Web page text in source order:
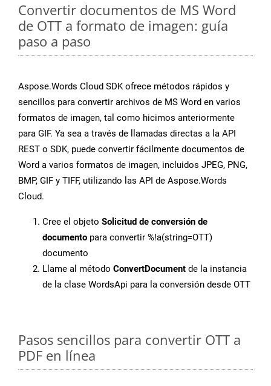
Convertir documentos de MS Word
de OTT a formato de imagen: guía
paso a paso
Aspose.Words Cloud SDK ofrece métodos rápidos y
sencillos para convertir archivos de MS Word en varios
formatos de imagen, tal como hicimos anteriormente
para GIF. Ya sea a través de llamadas directas a la API
REST o SDK, puede convertir fácilmente documentos de
Word a varios formatos de imagen, incluidos JPEG, PNG,
BMP, GIF y TIFF, utilizando las API de Aspose.Words
Cloud.
Cree el objeto Solicitud de conversión de
documento para convertir %!a(string=OTT)
documento
Llame al método ConvertDocument de la instancia
de la clase WordsApi para la conversión desde OTT
Pasos sencillos para convertir OTT a
PDF en línea